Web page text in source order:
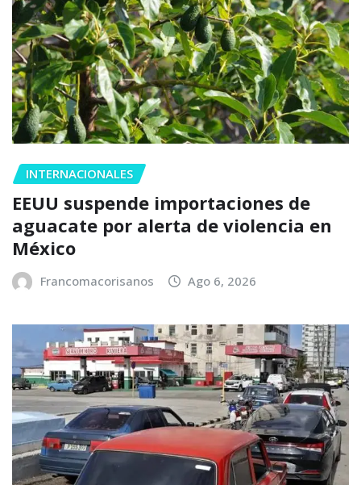
INTERNACIONALES
EEUU suspende importaciones de
aguacate por alerta de violencia en
México
Francomacorisanos Ago 6, 2026